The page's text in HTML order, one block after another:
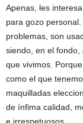
Apenas, les
para gozo
problemas, son
siendo, en el fondo,
que vivimos.
como el que
maquilladas
de ínfima calidad,